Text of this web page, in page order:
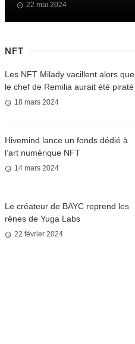
22 mai 2024
NFT
Les NFT Milady vacillent alors que
le chef de Remilia aurait été piraté
18 mars 2024
Hivemind lance un fonds dédié à
l’art numérique NFT
14 mars 2024
Le créateur de BAYC reprend les
rênes de Yuga Labs
22 février 2024